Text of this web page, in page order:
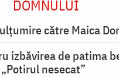
DOMNULUI
către Maica
izbăvirea de patima
nesecat”